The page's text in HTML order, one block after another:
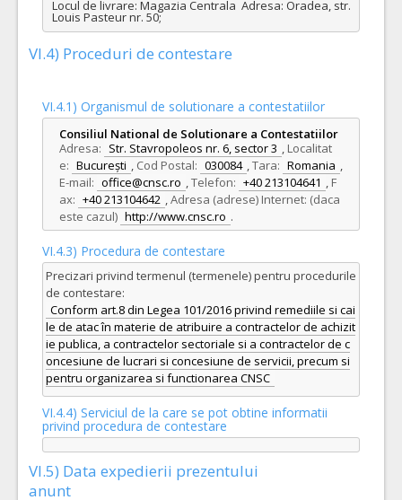
Locul de livrare: Magazia Centrala  Adresa: Oradea, str.
Louis Pasteur nr. 50;
VI.4) Proceduri de contestare
VI.4.1) Organismul de solutionare a contestatiilor
Consiliul National de Solutionare a Contestatiilor
Adresa: Str. Stavropoleos nr. 6, sector 3 , Localitat
e: București , Cod Postal: 030084 ,Tara: Romania ,
E-mail: office@cnsc.ro ,Telefon: +40 213104641 , F
ax: +40 213104642 ,Adresa (adrese) Internet: (daca
este cazul) http://www.cnsc.ro .
VI.4.3) Procedura de contestare
Precizari privind termenul (termenele) pentru procedurile
de contestare:
Conform art.8 din Legea 101/2016 privind remediile si cai
le de atac în materie de atribuire a contractelor de achizit
ie publica, a contractelor sectoriale si a contractelor de c
oncesiune de lucrari si concesiune de servicii, precum si
pentru organizarea si functionarea CNSC
VI.4.4) Serviciul de la care se pot obtine informatii
privind procedura de contestare
VI.5) Data expedierii prezentului
anunt